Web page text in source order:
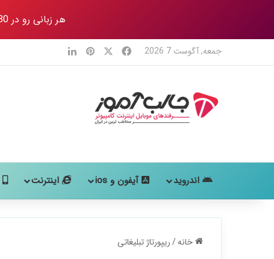
هر زبانی رو در 80 روز
جمعه, آگوست 7 2026 فیس بوک‫پین‌ترست
لینکدین
اندروید آیفون و ios اینترنت
خانه/ریپورتاژ تبلیغاتی